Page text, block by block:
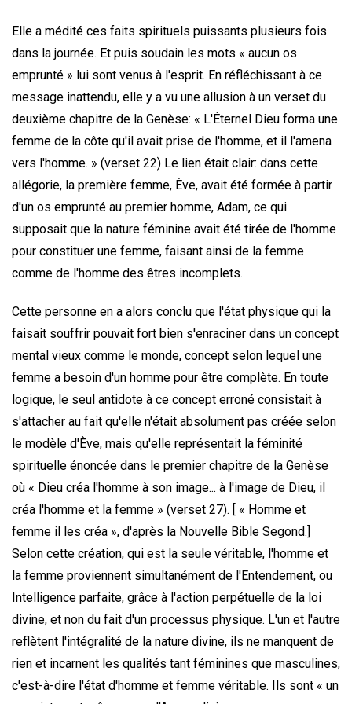
Elle a médité ces faits spirituels puissants plusieurs fois
dans la journée. Et puis soudain les mots « aucun os
emprunté » lui sont venus à l'esprit. En réfléchissant à ce
message inattendu, elle y a vu une allusion à un verset du
deuxième chapitre de la Genèse: « L'Éternel Dieu forma une
femme de la côte qu'il avait prise de l'homme, et il l'amena
vers l'homme. » (verset 22) Le lien était clair: dans cette
allégorie, la première femme, Ève, avait été formée à partir
d'un os emprunté au premier homme, Adam, ce qui
supposait que la nature féminine avait été tirée de l'homme
pour constituer une femme, faisant ainsi de la femme
comme de l'homme des êtres incomplets.
Cette personne en a alors conclu que l'état physique qui la
faisait souffrir pouvait fort bien s'enraciner dans un concept
mental vieux comme le monde, concept selon lequel une
femme a besoin d'un homme pour être complète. En toute
logique, le seul antidote à ce concept erroné consistait à
s'attacher au fait qu'elle n'était absolument pas créée selon
le modèle d'Ève, mais qu'elle représentait la féminité
spirituelle énoncée dans le premier chapitre de la Genèse
où « Dieu créa l'homme à son image... à l'image de Dieu, il
créa l'homme et la femme » (verset 27). [ « Homme et
femme il les créa », d'après la Nouvelle Bible Segond.]
Selon cette création, qui est la seule véritable, l'homme et
la femme proviennent simultanément de l'Entendement, ou
Intelligence parfaite, grâce à l'action perpétuelle de la loi
divine, et non du fait d'un processus physique. L'un et l'autre
reflètent l'intégralité de la nature divine, ils ne manquent de
rien et incarnent les qualités tant féminines que masculines,
c'est-à-dire l'état d'homme et femme véritable. Ils sont « un